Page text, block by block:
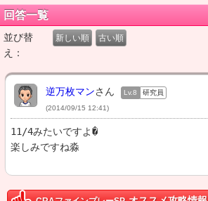
回答一覧
並び替
え：
新しい順 古い順
逆万枚マンさん Lv.8
研究員
(2014/09/15 12:41)
11/4みたいですよ�
楽しみですね淼